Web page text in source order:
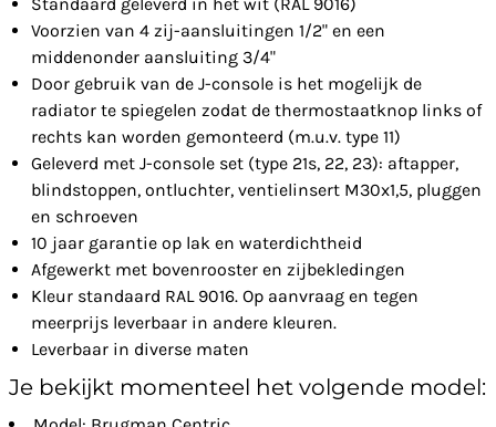
Voorzien van 4 zij-aansluitingen 1/2" en een
middenonder aansluiting 3/4"
Door gebruik van de J-console is het mogelijk de
radiator te spiegelen zodat de thermostaatknop links of
rechts kan worden gemonteerd (m.u.v. type 11)
Geleverd met J-console set (type 21s, 22, 23): aftapper,
blindstoppen, ontluchter, ventielinsert M30x1,5, pluggen
en schroeven
10 jaar garantie op lak en waterdichtheid
Afgewerkt met bovenrooster en zijbekledingen
Kleur standaard RAL 9016. Op aanvraag en tegen
meerprijs leverbaar in andere kleuren.
Leverbaar in diverse maten
Je bekijkt momenteel het volgende model: